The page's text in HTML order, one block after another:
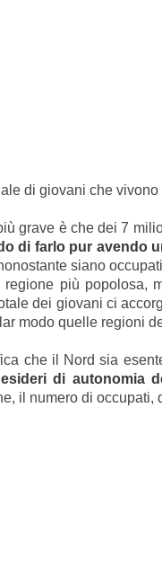
di giovani che
grave è che dei 7
di farlo pur avendo
siano
più popolosa,
dei giovani ci
modo quelle regioni
che il Nord sia
di autonomia
il numero di